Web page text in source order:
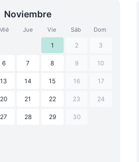
Noviembre
Mié Jue Vie Sáb Dom
1 2 3
6 7 8 9 10
13 14 15 16 17
20 21 22 23 24
27 28 29 30